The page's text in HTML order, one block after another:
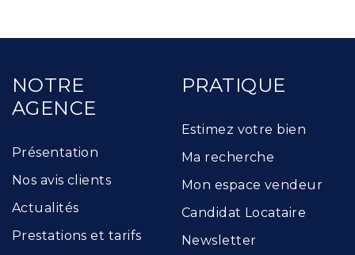
NOTRE
AGENCE
Présentation
Nos avis clients
Actualités
Prestations et tarifs
PRATIQUE
Estimez votre bien
Ma recherche
Mon espace vendeur
Candidat Locataire
Newsletter